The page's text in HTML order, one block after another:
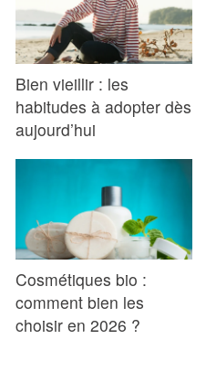
Bien vieillir : les
habitudes à adopter dès
aujourd’hui
Cosmétiques bio :
comment bien les
choisir en 2026 ?